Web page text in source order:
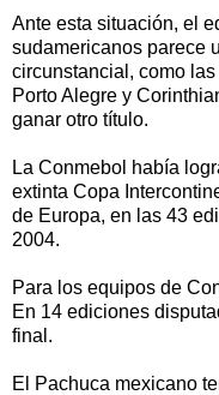
Ante esta situación, el
sudamericanos parece
circunstancial, como
Porto Alegre y
ganar otro título.
La Conmebol había
extinta Copa
de Europa, en las 43
2004.
Para los equipos de
En 14 ediciones
final.
El Pachuca mexicano